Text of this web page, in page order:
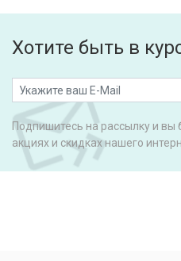
Хотите быть в
Подпишитесь на рассылку и вы
акциях и скидках нашего